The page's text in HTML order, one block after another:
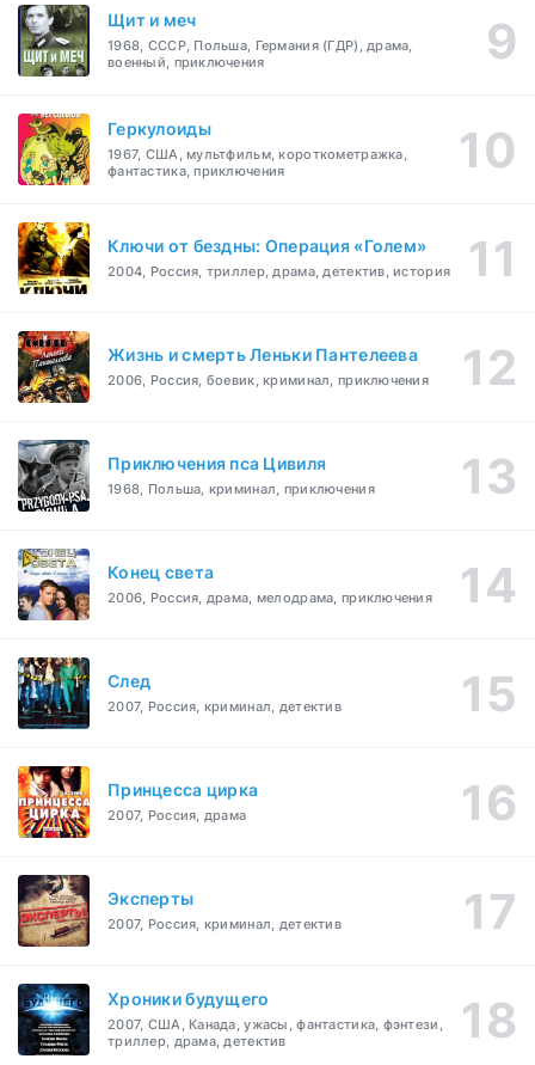
Щит и меч
1968, СССР, Польша, Германия (ГДР), драма,
военный, приключения
Геркулоиды
1967, США, мультфильм, короткометражка,
фантастика, приключения
Ключи от бездны: Операция «Голем»
2004, Россия, триллер, драма, детектив, история
Жизнь и смерть Леньки Пантелеева
2006, Россия, боевик, криминал, приключения
Приключения пса Цивиля
1968, Польша, криминал, приключения
Конец света
2006, Россия, драма, мелодрама, приключения
След
2007, Россия, криминал, детектив
Принцесса цирка
2007, Россия, драма
Эксперты
2007, Россия, криминал, детектив
Хроники будущего
2007, США, Канада, ужасы, фантастика, фэнтези,
триллер, драма, детектив